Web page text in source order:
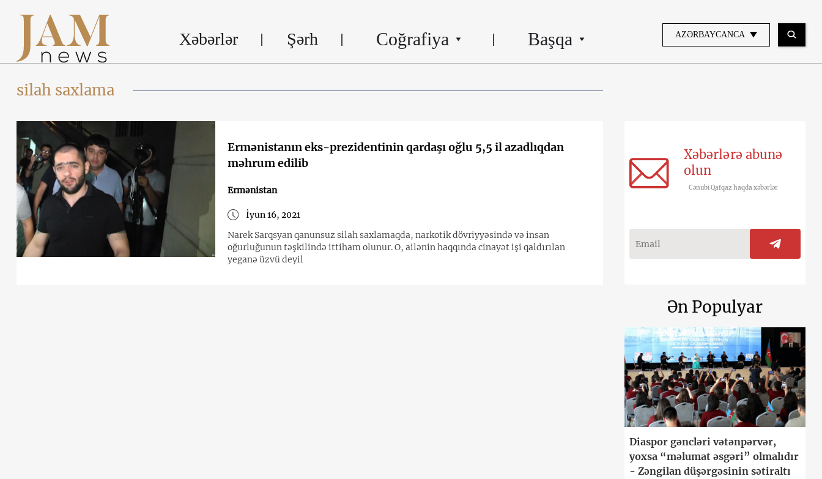
Xəbərlər Şərh Coğrafiya Başqa AZƏRBAYCANCA
silah saxlama
Ermənistanın eks-prezidentinin qardaşı oğlu 5,5 il azadlıqdan
məhrum edilib
Ermənistan
İyun 16, 2021
Narek Sarqsyan qanunsuz silah saxlamaqda, narkotik dövriyyəsində və insan
oğurluğunun təşkilində ittiham olunur. O, ailənin haqqında cinayət işi qaldırılan
yeganə üzvü deyil
Xəbərlərə abunə
olun
Cənubi Qafqaz haqda xəbərlər
Ən Populyar
Diaspor gəncləri vətənpərvər,
yoxsa “məlumat əsgəri” olmalıdır
- Zəngilan düşərgəsinin sətiraltı